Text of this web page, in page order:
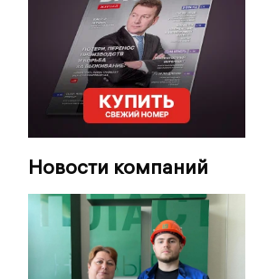
Новости компаний